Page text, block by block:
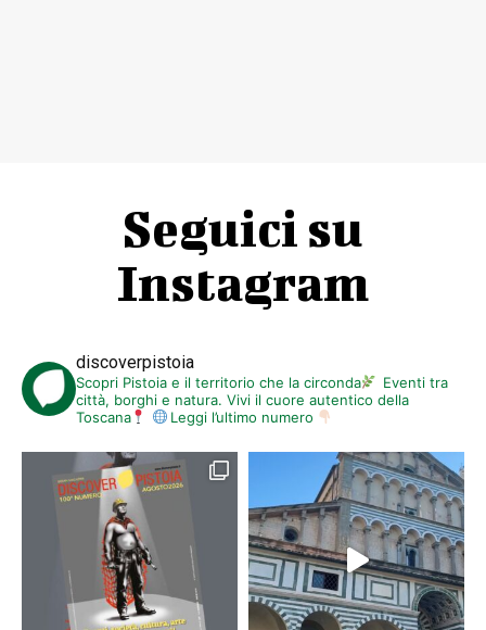
Seguici su
Instagram
discoverpistoia
Scopri Pistoia e il territorio che la circonda
Eventi tra
città, borghi e natura. Vivi il cuore autentico della
Toscana
Leggi l’ultimo numero